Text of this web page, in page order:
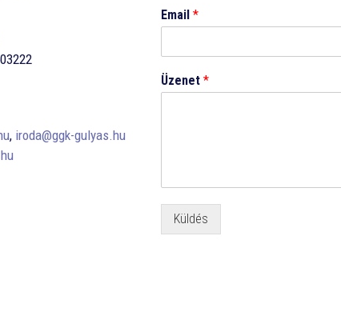
, iroda@ggk-gulyas.hu
Email *
Üzenet *
Küldés